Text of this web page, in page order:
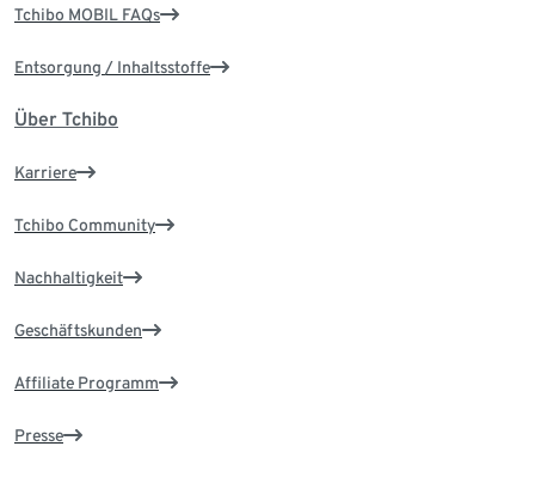
Tchibo MOBIL FAQs
Entsorgung / Inhaltsstoffe
Über Tchibo
Karriere
Tchibo Community
Nachhaltigkeit
Geschäftskunden
Affiliate Programm
Presse